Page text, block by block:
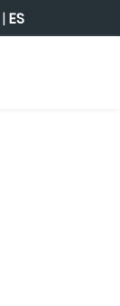
|ES